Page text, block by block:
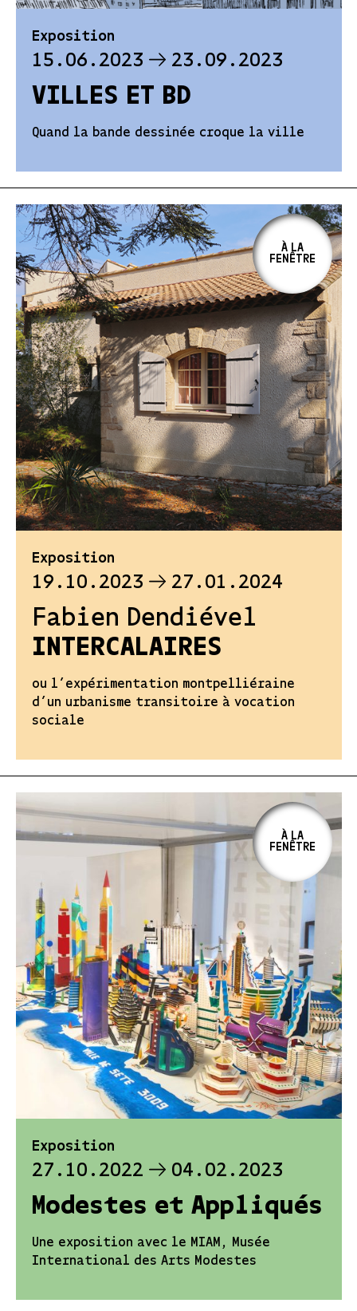
Exposition
15.06.2023 23.09.2023
VILLES ET BD
Quand la bande dessinée croque la ville
Exposition
19.10.2023 27.01.2024
Fabien Dendiével
INTERCALAIRES
ou l’expérimentation montpelliéraine
d’un urbanisme transitoire à vocation
sociale
À LA
FENÊTRE
Exposition
27.10.2022 04.02.2023
Modestes et Appliqués
Une exposition avec le MIAM, Musée
International des Arts Modestes
À LA
FENÊTRE